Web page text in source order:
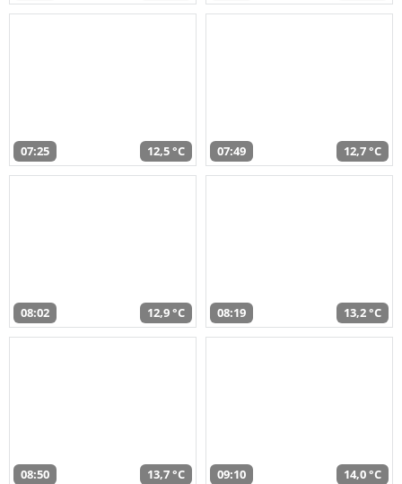
07:25 12,5 °C 07:49 12,7 °C
08:02 12,9 °C 08:19 13,2 °C
08:50 13,7 °C 09:10 14,0 °C